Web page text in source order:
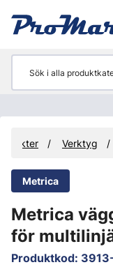
Verktyg
Metrica
Metrica
för
Produktkod: